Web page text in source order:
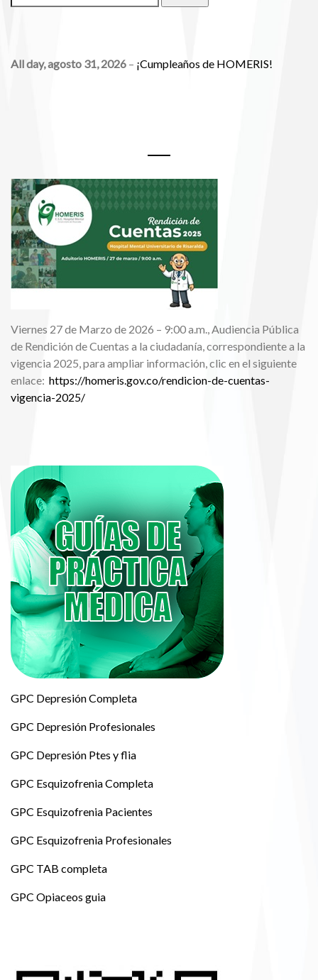
EVENTOS
All day,agosto 31, 2026 – ¡Cumpleaños de HOMERIS!
Viernes 27 de Marzo de 2026 – 9:00 a.m., Audiencia Pública
de Rendición de Cuentas a la ciudadanía, correspondiente a la
vigencia 2025, para ampliar información, clic en el siguiente
enlace: https://homeris.gov.co/rendicion-de-cuentas-
vigencia-2025/
GPC Depresión Completa
GPC Depresión Profesionales
GPC Depresión Ptes y flia
GPC Esquizofrenia Completa
GPC Esquizofrenia Pacientes
GPC Esquizofrenia Profesionales
GPC TAB completa
GPC Opiaceos guia